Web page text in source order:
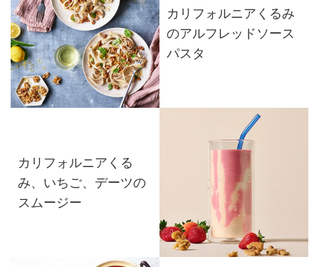
カリフォルニアくるみ
のアルフレッドソース
パスタ
カリフォルニアくる
み、いちご、デーツの
スムージー